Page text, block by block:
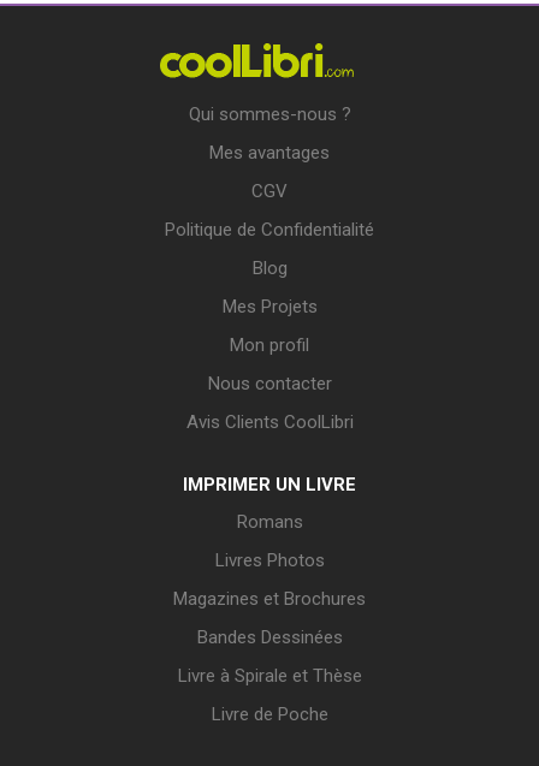
Qui sommes-nous ?
Mes avantages
CGV
Politique de Confidentialité
Blog
Mes Projets
Mon profil
Nous contacter
Avis Clients CoolLibri
IMPRIMER UN LIVRE
Romans
Livres Photos
Magazines et Brochures
Bandes Dessinées
Livre à Spirale et Thèse
Livre de Poche